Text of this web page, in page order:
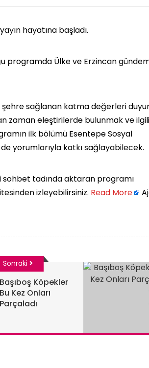
hayatına başladı.
programda Ülke ve Erzincan
şehre sağlanan katma değerleri
zaman eleştirilerde bulunmak ve ilgili
ilk bölümü Esentepe Sosyal
yorumlarıyla katkı sağlayabilecek.
sohbet tadında aktaran programı
izleyebilirsiniz. Read More
Başıboş Köpekler
Bu Kez Onları
Parçaladı
Sonraki